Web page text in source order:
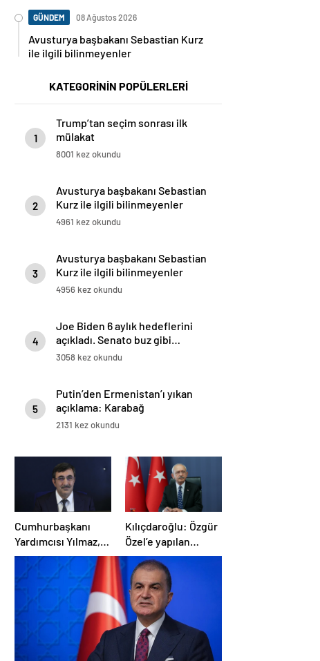
GÜNDEM 08 Ağustos 2026
Avusturya başbakanı Sebastian Kurz
ile ilgili bilinmeyenler
KATEGORİNİN POPÜLERLERİ
1
Trump’tan seçim sonrası ilk
mülakat
8001 kez okundu
2
Avusturya başbakanı Sebastian
Kurz ile ilgili bilinmeyenler
4961 kez okundu
3
Avusturya başbakanı Sebastian
Kurz ile ilgili bilinmeyenler
4956 kez okundu
4
Joe Biden 6 aylık hedeflerini
açıkladı. Senato buz gibi…
3058 kez okundu
5
Putin’den Ermenistan’ı yıkan
açıklama: Karabağ
Azerbaycan’ın ayrılmaz bir
2131 kez okundu
Cumhurbaşkanı
Yardımcısı Yılmaz,
Özgür Özel’e
yumruklu saldırıyı
kınadı
Kılıçdaroğlu: Özgür
Özel’e yapılan
saldırıyı
lanetliyorum